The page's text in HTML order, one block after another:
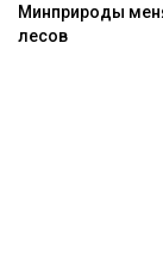
Минприроды
лесов